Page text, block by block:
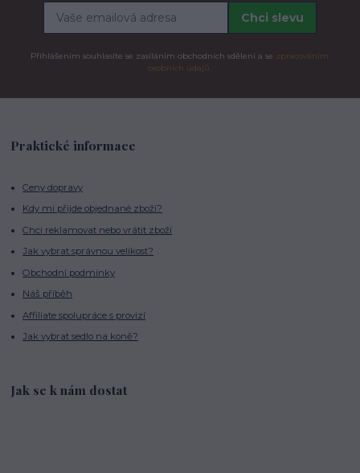
Chci slevu
Přihlášením souhlasíte se zasíláním obchodních sdělení a se zpracováním
osobních údajů.
Praktické informace
Ceny dopravy
Kdy mi přijde objednané zboží?
Chci reklamovat nebo vrátit zboží
Jak vybrat správnou velikost?
Obchodní podmínky
Náš příběh
Affiliate spolupráce s provizí
Jak vybrat sedlo na koně?
Jak se k nám dostat